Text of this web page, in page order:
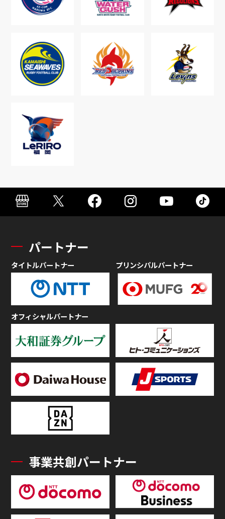
パートナー
タイトルパートナー プリンシパルパートナー
オフィシャルパートナー
事業共創パートナー